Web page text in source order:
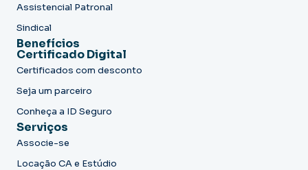
Assistencial Patronal
Sindical
Benefícios
Certificado Digital
Certificados com desconto
Seja um parceiro
Conheça a ID Seguro
Serviços
Associe-se
Locação CA e Estúdio